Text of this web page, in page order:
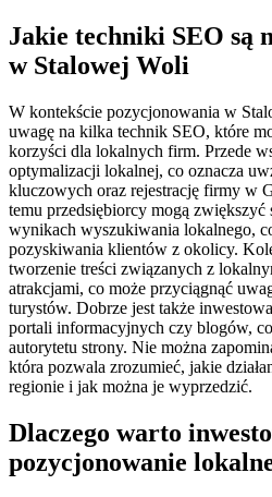
Jakie techniki SEO są
w Stalowej Woli
W kontekście pozycjonowania w
uwagę na kilka technik SEO, które
korzyści dla lokalnych firm. Przede
optymalizacji lokalnej, co oznacza
kluczowych oraz rejestrację firmy w
temu przedsiębiorcy mogą
wynikach wyszukiwania lokalnego,
pozyskiwania klientów z okolicy.
tworzenie treści związanych z
atrakcjami, co może przyciągnąć
turystów. Dobrze jest także
portali informacyjnych czy blogów,
autorytetu strony. Nie można
która pozwala zrozumieć, jakie
regionie i jak można je wyprzedzić.
Dlaczego warto
pozycjonowanie